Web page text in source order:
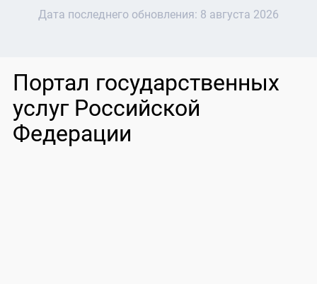
Дата последнего обновления: 8 августа 2026
Портал государственных
услуг Российской
Федерации